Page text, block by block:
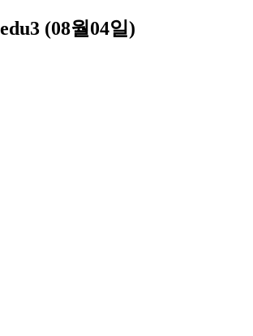
edu3 (08월04일)